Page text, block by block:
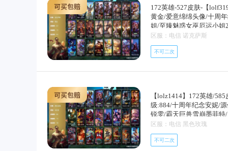
沃里克/荒野巨兽努努和
尔/关羽云长/宗师级钓鱼
兰/机械污染辛吉德/冲浪
金诱惑图奇/横行霸道图奇
加斯/尼斯巨兽科加斯/狂
亚/凤凰星神艾尼维亚/恐
迦/灰胡子魔法师维迦/里
表布里茨/暮色呛骑布里
烈焰古树茂凯/图腾古树茂
世/吕布奉先/黑色玫瑰假
博/独眼海盗兰博/荒漠之
德丽/武力全开乌迪尔/这
拉加斯/斯巴达之魂潘森/
兹克/生化骑士德莱厄斯/
瑞利安索尔/最后一只恐
兹/苍穹之光维克兹/弗雷
厨塔姆/源计划雷卢锡安/
奥拉夫/拆弹专家黑默丁格
恩/魔导绅士维迦/嗜血狂
提克/联合王国费德提克/
敢的心泰达米尔/机械污
魂伊芙琳/kda伊芙琳/首领
阿木木/王子不是我阿木
亚/恐怖之源萨科/战栗之
娜/玉剑传说风仙子/幽灵
迦/冰壶选手维迦/灰胡子
野火之藤婕拉/驯龙女巫
业杀手卢锡安/爵士克烈/
游神巴德/霹雳游侠弗拉基
士奥拉夫/探戈灵魂崔斯特
阿利斯塔/荒野镖客阿利
尸努努和威朗普/破败军
基兰/腥红之月基兰/黑暗
朗德尔/传统造型特朗德
骑布里茨/红牌退场卡特
银河魔装机神伊莉丝/恶
这货不是乌迪尔/品酒大师
泽瑞尔/电玩勇者伊泽瑞尔
克/kdaallout阿卡丽/银色
未来战士伊泽瑞尔/卧虎
斯/fnatic卡尔萨斯/fnatic库
女神奥莉安娜/胜利之剑亚
剑圣易/胜利之运崔斯特/
森茂凯/无头骑士赫卡里姆
甲库奇/暗影沃里克/奥德
朗普/女皇艾希/源计划联
男爵库奇/苹果机器人布
盖伦/黎明使者锐雯/枯萎
异形卡兹克/灌篮高手德莱
信/翼骑统领赵信/屠龙勇
尔/战场公主希维尔/钢铁
狼沃里克/法国皇室厄运小
172英雄-527皮肤-【
黄金/爱意绵绵头像/十周
姐/至臻魅惑女巫厄运小姐
女神 凯特琳/至臻电玩女神
区服：电信 诺克萨斯
不可二次
【lolz1414】172英雄/
级:884/十周年纪念安妮/
锐雯/霸天巨兽雪崩墨菲
定海神珍孙悟空/醒狮克格
提莫/圣诞精灵崔丝塔娜/
了”/胡桃夹子萨科/平安
区服：电信 黑色玫瑰
不可二次